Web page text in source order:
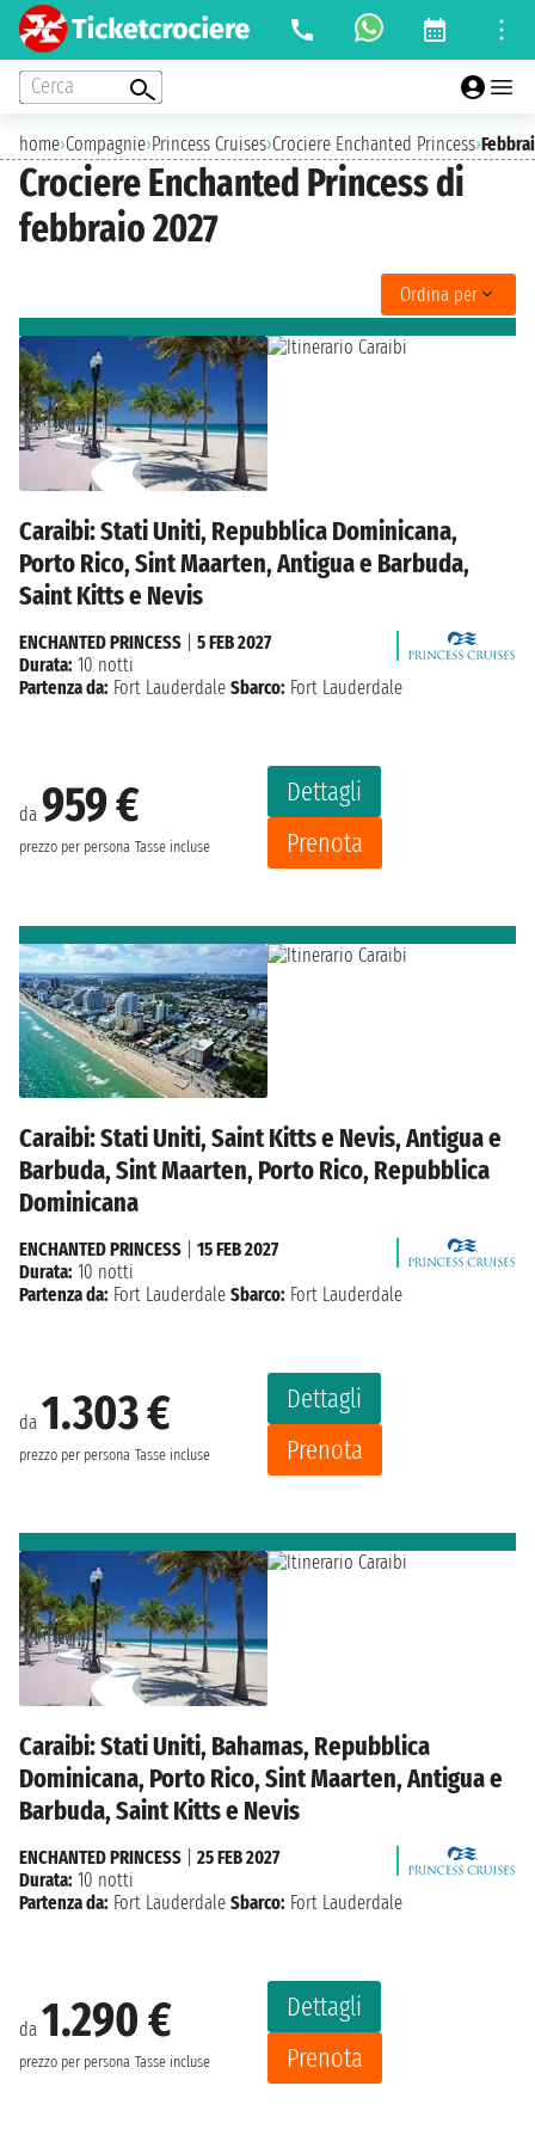
Cerca
home›Compagnie›Princess Cruises›Crociere Enchanted Princess›
Crociere Enchanted Princess di
febbraio 2027
Ordina per
Caraibi: Stati Uniti, Repubblica Dominicana,
Porto Rico, Sint Maarten, Antigua e Barbuda,
Saint Kitts e Nevis
da 959 €
prezzo per persona Tasse incluse
Dettagli
Prenota
ENCHANTED PRINCESS
5 FEB 2027
Durata: 10 notti
Partenza da: Fort Lauderdale Sbarco: Fort Lauderdale
Caraibi: Stati Uniti, Saint Kitts e Nevis, Antigua e
Barbuda, Sint Maarten, Porto Rico, Repubblica
Dominicana
da 1.303 €
prezzo per persona Tasse incluse
Dettagli
Prenota
ENCHANTED PRINCESS
15 FEB 2027
Durata: 10 notti
Partenza da: Fort Lauderdale Sbarco: Fort Lauderdale
Caraibi: Stati Uniti, Bahamas, Repubblica
Dominicana, Porto Rico, Sint Maarten, Antigua e
Barbuda, Saint Kitts e Nevis
da 1.290 €
prezzo per persona Tasse incluse
Dettagli
Prenota
ENCHANTED PRINCESS
25 FEB 2027
Durata: 10 notti
Partenza da: Fort Lauderdale Sbarco: Fort Lauderdale